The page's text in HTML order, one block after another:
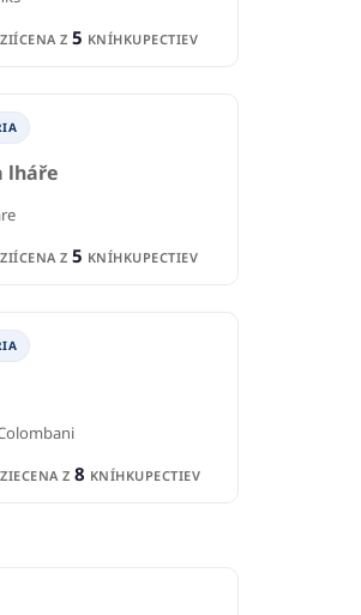
CENA Z
CENA Z 5 KNÍHKUPECTIEV
lháře
CENA Z 5 KNÍHKUPECTIEV
CENA Z 8 KNÍHKUPECTIEV